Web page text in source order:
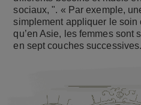
sociaux, ". « Par exemple,
simplement appliquer le soin
qu’en Asie, les femmes sont
en sept couches